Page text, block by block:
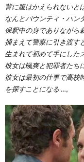
背に腹はかえられないと
なんとバウンティ・ハン
保釈中の身でありながら
捕まえて警察に引き渡す
生まれて初めて手にした
彼女は颯爽と犯罪者たち
彼女は最初の仕事で高校
を探すことになる …。